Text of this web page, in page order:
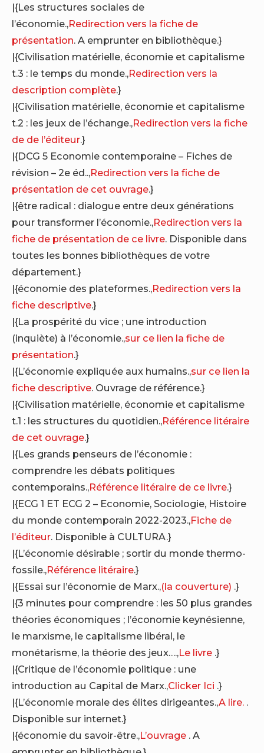
|{Les structures sociales de
l’économie.,Redirection vers la fiche de
présentation. A emprunter en bibliothèque.}
|{Civilisation matérielle, économie et capitalisme
t.3 : le temps du monde.,Redirection vers la
description complète.}
|{Civilisation matérielle, économie et capitalisme
t.2 : les jeux de l’échange.,Redirection vers la fiche
de de l’éditeur.}
|{DCG 5 Economie contemporaine – Fiches de
révision – 2e éd..,Redirection vers la fiche de
présentation de cet ouvrage.}
|{être radical : dialogue entre deux générations
pour transformer l’économie.,Redirection vers la
fiche de présentation de ce livre. Disponible dans
toutes les bonnes bibliothèques de votre
département.}
|{économie des plateformes.,Redirection vers la
fiche descriptive.}
|{La prospérité du vice ; une introduction
(inquiète) à l’économie.,sur ce lien la fiche de
présentation.}
|{L’économie expliquée aux humains.,sur ce lien la
fiche descriptive. Ouvrage de référence.}
|{Civilisation matérielle, économie et capitalisme
t.1 : les structures du quotidien.,Référence litéraire
de cet ouvrage.}
|{Les grands penseurs de l’économie :
comprendre les débats politiques
contemporains.,Référence litéraire de ce livre.}
|{ECG 1 ET ECG 2 – Economie, Sociologie, Histoire
du monde contemporain 2022-2023.,Fiche de
l’éditeur. Disponible à CULTURA.}
|{L’économie désirable ; sortir du monde thermo-
fossile.,Référence litéraire.}
|{Essai sur l’économie de Marx.,(la couverture) .}
|{3 minutes pour comprendre : les 50 plus grandes
théories économiques ; l’économie keynésienne,
le marxisme, le capitalisme libéral, le
monétarisme, la théorie des jeux….,Le livre .}
|{Critique de l’économie politique : une
introduction au Capital de Marx.,Clicker Ici .}
|{L’économie morale des élites dirigeantes.,A lire. .
Disponible sur internet.}
|{économie du savoir-être.,L’ouvrage . A